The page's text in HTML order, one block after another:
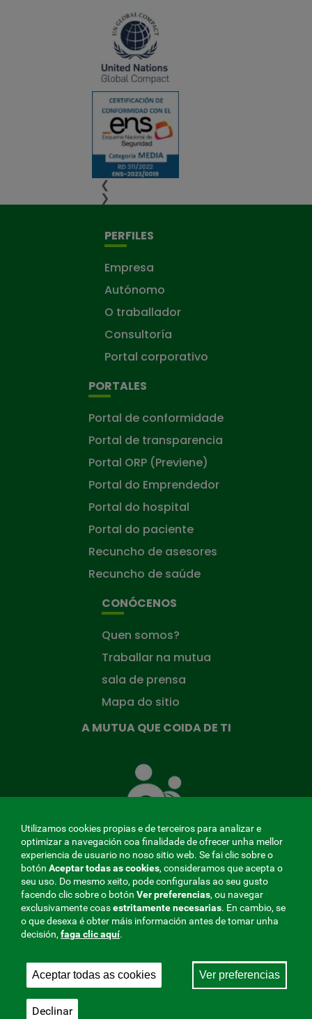
❮
❯
PERFILES
Empresa
Autónomo
O traballador
Consultoría
Portal corporativo
PORTALES
Portal de conformidade
Portal de transparencia
Portal ORP (Previene)
Portal do Emprendedor
Portal do hospital
Portal do paciente
Recuncho de asesores
Recuncho de saúde
CONÓCENOS
Quen somos?
Traballar na mutua
sala de prensa
Mapa do sitio
A MUTUA QUE COIDA DE TI
Mutua
que
MENÚ
REDES
SOCIALES
V20
Aviso legal|Privacidade
Mutua Colaboradora coa Seguridade Social, 275.
Utilizamos cookies propias e de terceiros para analizar e
optimizar a navegación coa finalidade de ofrecer unha mellor
experiencia de usuario no noso sitio web. Se fai clic sobre o
botón Aceptar todas as cookies, consideramos que acepta o
seu uso. Do mesmo xeito, pode configuralas ao seu gusto
facendo clic sobre o botón Ver preferencias, ou navegar
exclusivamente coasestritamentenecesarias. En cambio, se
o que desexa é obter máis información antes de tomar unha
decisión, faga clic aquí.
Aceptar todas as cookies Ver preferencias
Declinar